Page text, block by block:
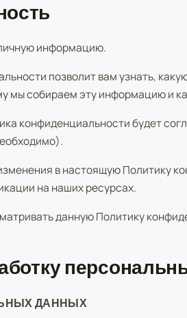
информацию.
позволит вам узнать,
мы собираем эту информацию и
конфиденциальности будет
в настоящую Политику
на наших ресурсах.
данную Политику
ДАННЫХ